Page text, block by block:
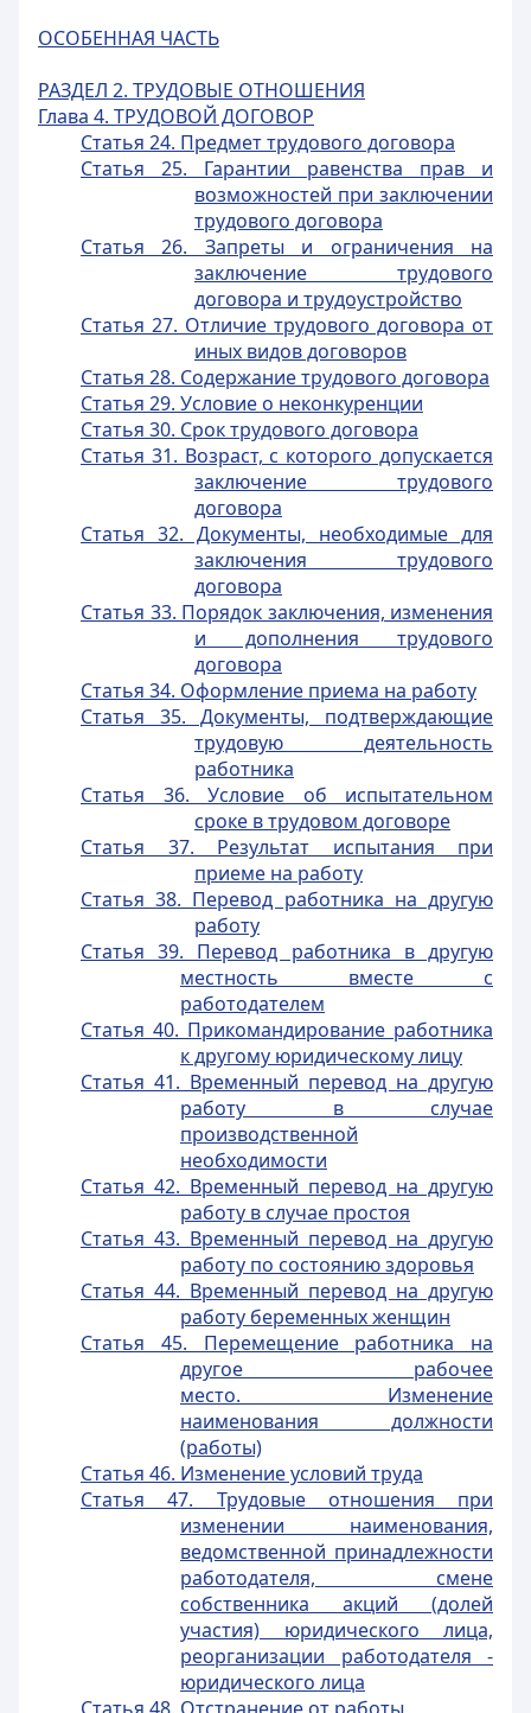
ОСОБЕННАЯ ЧАСТЬ
РАЗДЕЛ 2. ТРУДОВЫЕ ОТНОШЕНИЯ
Глава 4. ТРУДОВОЙ ДОГОВОР
Статья 24. Предмет трудового договора
Статья 25. Гарантии равенства прав и
возможностей при заключении
трудового договора
Статья 26. Запреты и ограничения на
заключение трудового
договора и трудоустройство
Статья 27. Отличие трудового договора от
иных видов договоров
Статья 28. Содержание трудового договора
Статья 29. Условие о неконкуренции
Статья 30. Срок трудового договора
Статья 31. Возраст, с которого допускается
заключение трудового
договора
Статья 32. Документы, необходимые для
заключения трудового
договора
Статья 33. Порядок заключения, изменения
и дополнения трудового
договора
Статья 34. Оформление приема на работу
Статья 35. Документы, подтверждающие
трудовую деятельность
работника
Статья 36. Условие об испытательном
сроке в трудовом договоре
Статья 37. Результат испытания при
приеме на работу
Статья 38. Перевод работника на другую
работу
Статья 39. Перевод работника в другую
местность вместе с
работодателем
Статья 40. Прикомандирование работника
к другому юридическому лицу
Статья 41. Временный перевод на другую
работу в случае
производственной
необходимости
Статья 42. Временный перевод на другую
работу в случае простоя
Статья 43. Временный перевод на другую
работу по состоянию здоровья
Статья 44. Временный перевод на другую
работу беременных женщин
Статья 45. Перемещение работника на
другое рабочее
место. Изменение
наименования должности
(работы)
Статья 46. Изменение условий труда
Статья 47. Трудовые отношения при
изменении наименования,
ведомственной принадлежности
работодателя, смене
собственника акций (долей
участия) юридического лица,
реорганизации работодателя -
юридического лица